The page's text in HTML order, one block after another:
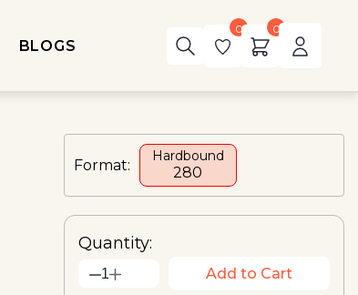
BLOGS
0 0
Format:
Hardbound
₹280
Quantity:
1 Add to Cart